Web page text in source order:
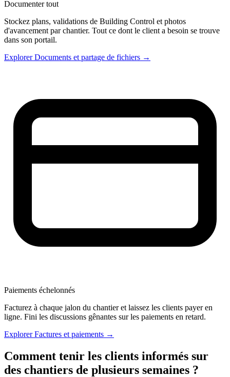
Documenter tout
Stockez plans, validations de Building Control et photos
d'avancement par chantier. Tout ce dont le client a besoin se trouve
dans son portail.
Explorer Documents et partage de fichiers →
Paiements échelonnés
Facturez à chaque jalon du chantier et laissez les clients payer en
ligne. Fini les discussions gênantes sur les paiements en retard.
Explorer Factures et paiements →
Comment tenir les clients informés sur
des chantiers de plusieurs semaines ?